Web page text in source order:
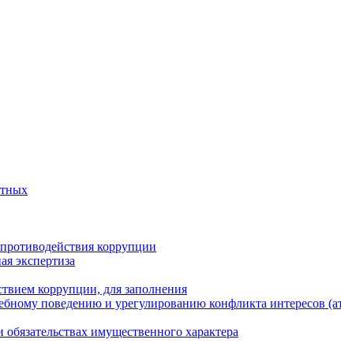
коррупции
экспертиза
коррупции, для заполнения
поведению и урегулированию конфликта интересов
имущественного характера